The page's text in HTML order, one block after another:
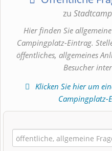
zu
Hier finden Sie
Campingplatz-Eintrag.
öffentliches, allgemeines
Besucher
Klicken Sie hier um
Campingplatz-